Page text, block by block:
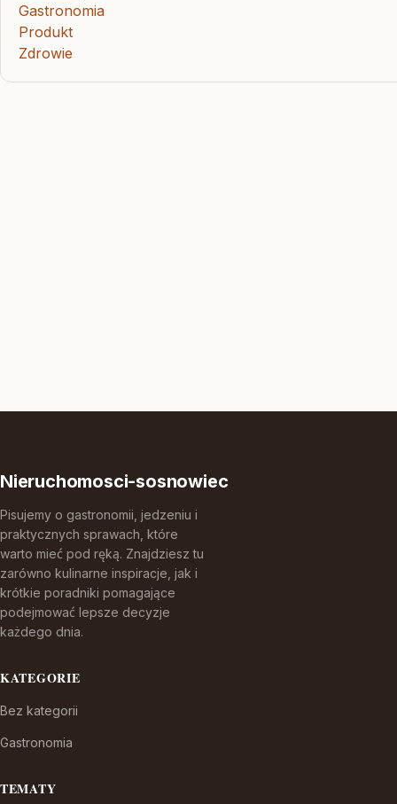
Gastronomia
Produkt
Zdrowie
Nieruchomosci-sosnowiec
Pisujemy o gastronomii, jedzeniu i
praktycznych sprawach, które
warto mieć pod ręką. Znajdziesz tu
zarówno kulinarne inspiracje, jak i
krótkie poradniki pomagające
podejmować lepsze decyzje
każdego dnia.
KATEGORIE
Bez kategorii
Gastronomia
TEMATY